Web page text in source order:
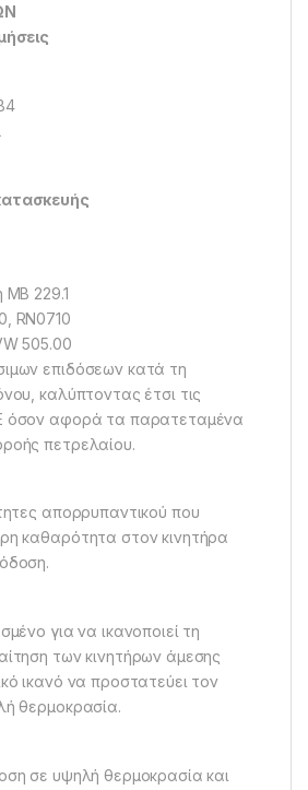
MB 229.1
RN0710
505.00
επιδόσεων κατά τη
καλύπτοντας έτσι τις
όσον αφορά τα παρατεταμένα
πετρελαίου.
απορρυπαντικού που
καθαρότητα στον κινητήρα
για να ικανοποιεί τη
των κινητήρων άμεσης
ικανό να προστατεύει τον
θερμοκρασία.
σε υψηλή θερμοκρασία και